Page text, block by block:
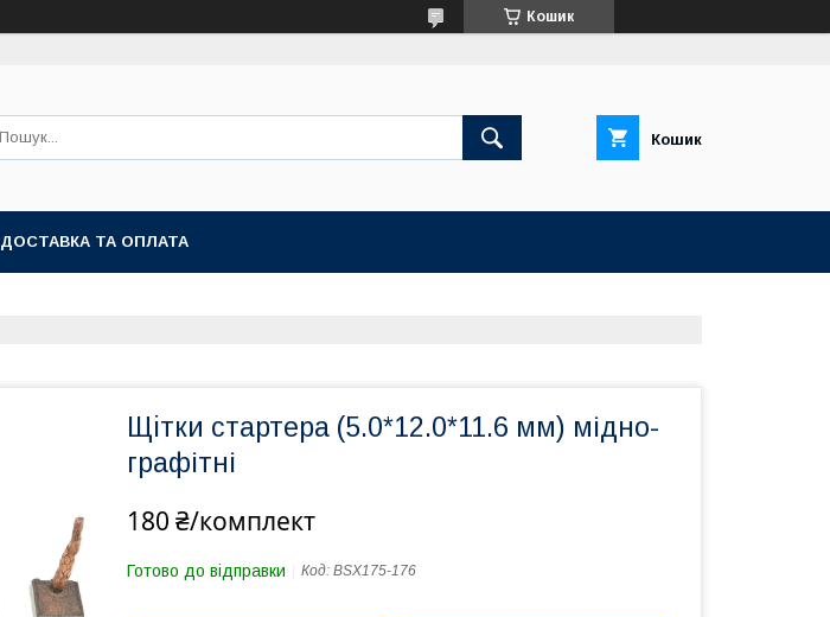
Кошик
Кошик
ДОСТАВКА ТА ОПЛАТА
Щiтки стартера (5.0*12.0*11.6 мм) мідно-
графітні
180 ₴/комплект
Готово до відправки Код: BSX175-176